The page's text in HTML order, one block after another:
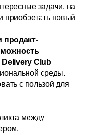
задачи, на
приобретать новый
продакт-
Club
среды.
с пользой для
между